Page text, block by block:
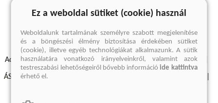
A keresett kifejezésre nincs találat
Adatvédelmi szabályzatok Elállási felmondási nyilatkozat
ÁSZF - Vásárlási feltételek
Ez a weboldal sütiket (cookie) használ
Weboldalunk tartalmának személyre szabott megjelenítése
és a böngészési élmény biztosítása érdekében sütiket
(cookie), illetve egyéb technológiákat alkalmazunk. A sütik
használatára vonatkozó irányelveinkről, valamint azok
testreszabási lehetőségeiről bővebb információide kattintva
érhető el.